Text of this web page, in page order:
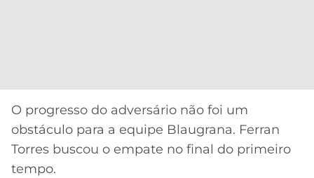
O progresso do adversário não foi um
obstáculo para a equipe Blaugrana. Ferran
Torres buscou o empate no final do primeiro
tempo.